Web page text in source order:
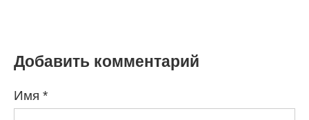
Добавить комментарий
Имя *